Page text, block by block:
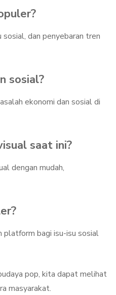
sosial, dan penyebaran tren
sosial?
ekonomi dan sosial di
saat ini?
dengan mudah,
platform bagi isu-isu sosial
pop, kita dapat melihat
masyarakat.